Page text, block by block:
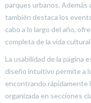
parques urbanos. Además
también destaca los
cabo a lo largo del año,
completa de la vida
La usabilidad de la página
diseño intuitivo permite a
encontrando rápidamente
organizada en secciones